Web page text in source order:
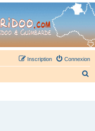
la communauté.
Connexion
Inscription